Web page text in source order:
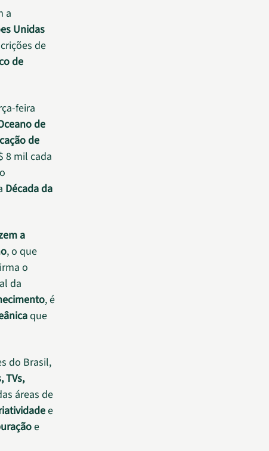
a
Unidas
de
de
feira
de
de
8 mil cada
Década da
a
, o que
o
da
, é
que
do Brasil,
TVs,
áreas de
e
e